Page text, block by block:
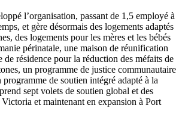
l’organisation, passant de 1,5 employé à
et gère désormais des logements adaptés
des logements pour les mères et les bébés
périnatale, une maison de réunification
résidence pour la réduction des méfaits de
un programme de justice communautaire
de soutien intégré adapté à la
sept volets de soutien global et des
et maintenant en expansion à Port